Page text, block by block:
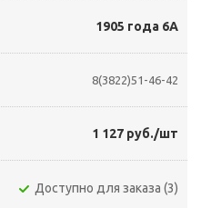
1905 года 6А
8(3822)51-46-42
1 127 руб./шт
Доступно для заказа (3)